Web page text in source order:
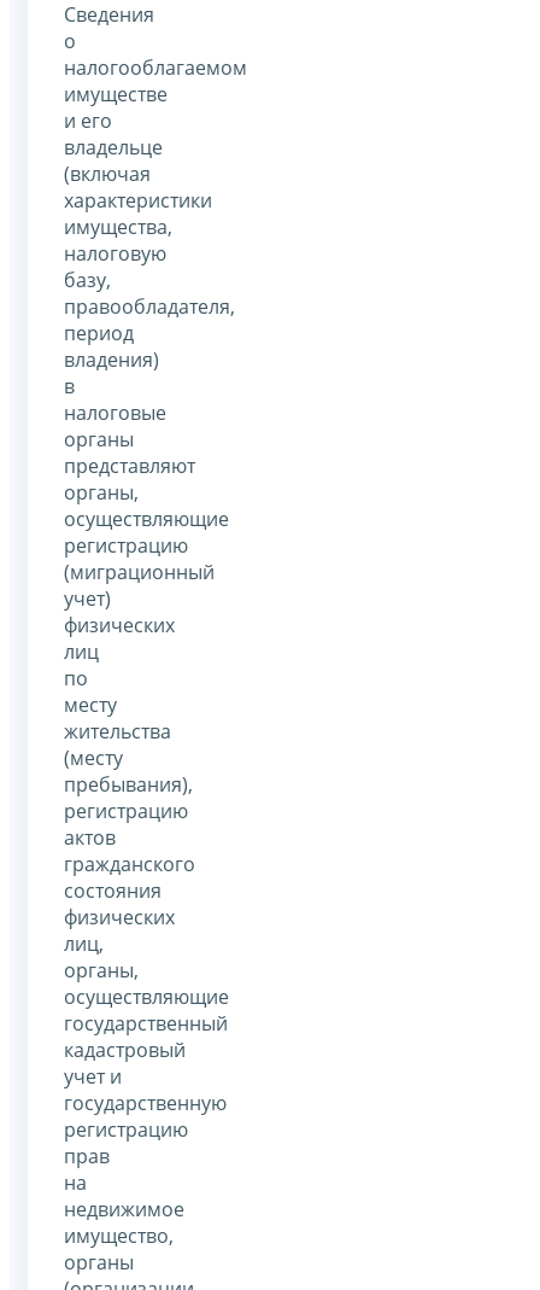
Сведения
о
налогооблагаемом
имуществе
и его
владельце
(включая
характеристики
имущества,
налоговую
базу,
правообладателя,
период
владения)
в
налоговые
органы
представляют
органы,
осуществляющие
регистрацию
(миграционный
учет)
физических
лиц
по
месту
жительства
(месту
пребывания),
регистрацию
актов
гражданского
состояния
физических
лиц,
органы,
осуществляющие
государственный
кадастровый
учет и
государственную
регистрацию
прав
на
недвижимое
имущество,
органы